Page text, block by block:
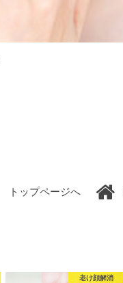
トップページへ
老け顔解消